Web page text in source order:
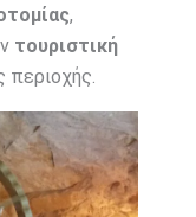
,
τουριστική
περιοχής.